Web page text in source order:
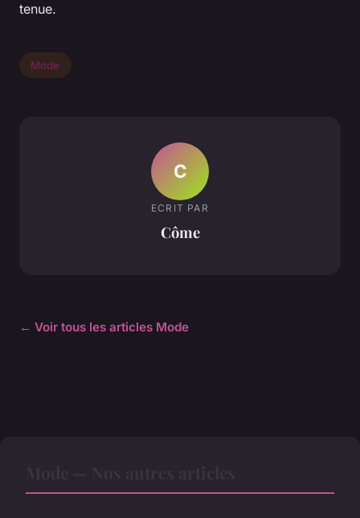
tenue.
Mode
C
ECRIT PAR
Côme
← Voir tous les articles Mode